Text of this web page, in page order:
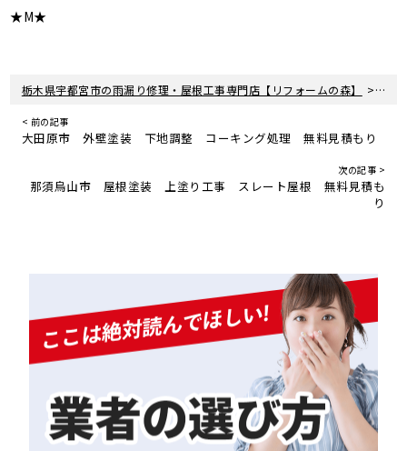
★M★
栃木県宇都宮市の雨漏り修理・屋根工事専門店【リフォームの森】 > 新着
< 前の記事
大田原市 外壁塗装 下地調整 コーキング処理 無料見積もり
次の記事 >
那須烏山市 屋根塗装 上塗り工事 スレート屋根 無料見積も
り